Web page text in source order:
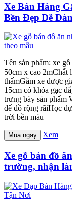
Xe Bán Hàng
Bền Đẹp Dễ
Tên sản phẩm: xe
50cm x cao 2mChất
thấmGầm xe được
15cm có khóa gạc
trưng bày sản phẩm
để đồ rộng rãiHọc
trời bền màu
Mua ngay Xem
Xe gỗ bán đồ
trường, nhận